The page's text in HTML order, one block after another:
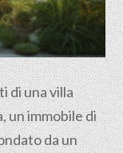
di una villa
un immobile di
da un